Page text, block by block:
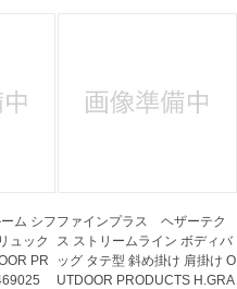
ム シフ
ュック
PR
ファインプラス ヘザーテク
ス ストリームライン ボディバ
ッグ タテ型 斜め掛け 肩掛け O
UTDOOR PRODUCTS H.GRA